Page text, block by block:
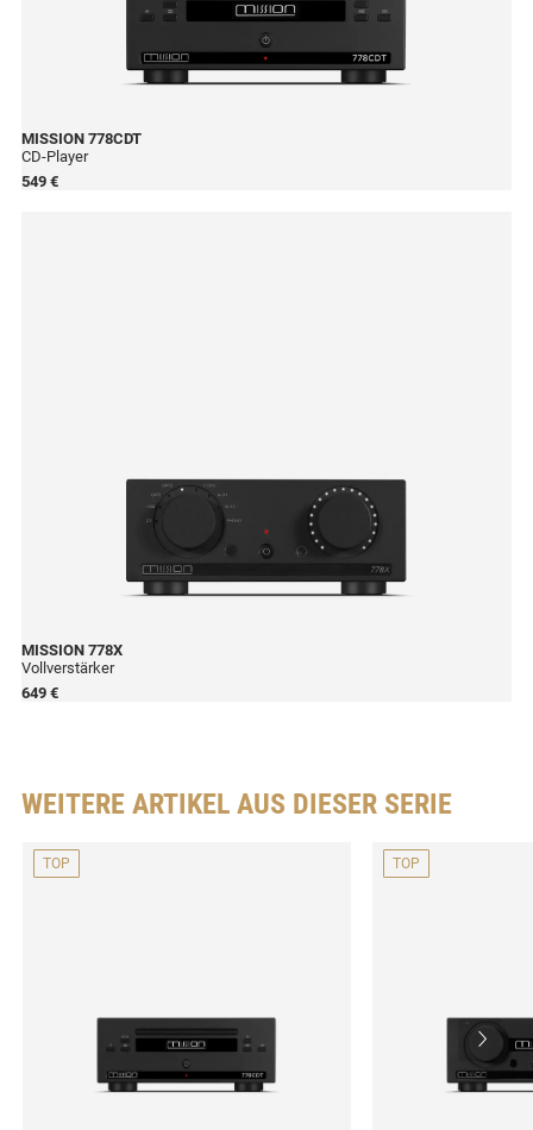
MISSION 778CDT
CD-Player
549 €
MISSION 778X
Vollverstärker
649 €
WEITERE ARTIKEL AUS DIESER SERIE
TOP TOP